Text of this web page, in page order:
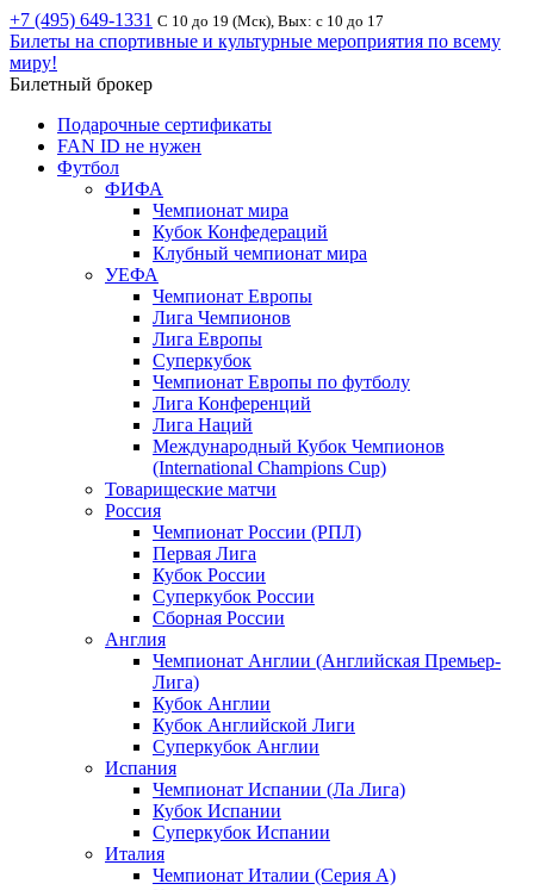
+7 (495) 649-1331 С 10 до 19 (Мск), Вых: с 10 до 17
Билеты на спортивные и культурные мероприятия по всему
миру!
Билетный брокер
Подарочные сертификаты
FAN ID не нужен
Футбол
ФИФА
Чемпионат мира
Кубок Конфедераций
Клубный чемпионат мира
УЕФА
Чемпионат Европы
Лига Чемпионов
Лига Европы
Суперкубок
Чемпионат Европы по футболу
Лига Конференций
Лига Наций
Международный Кубок Чемпионов
(International Champions Cup)
Товарищеские матчи
Россия
Чемпионат России (РПЛ)
Первая Лига
Кубок России
Суперкубок России
Сборная России
Англия
Чемпионат Англии (Английская Премьер-
Лига)
Кубок Англии
Кубок Английской Лиги
Суперкубок Англии
Испания
Чемпионат Испании (Ла Лига)
Кубок Испании
Суперкубок Испании
Италия
Чемпионат Италии (Серия А)